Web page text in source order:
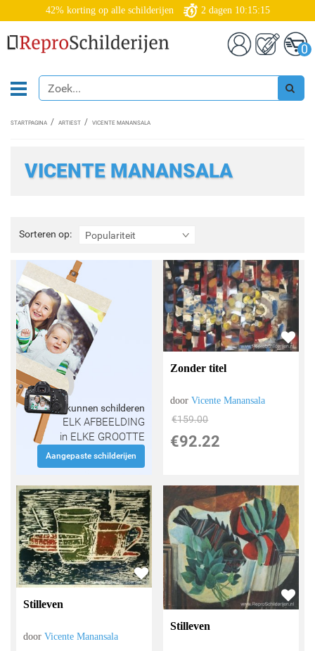
42% korting op alle schilderijen 2 dagen 10:15:14
0
STARTPAGINA ARTIEST VICENTE MANANSALA
VICENTE MANANSALA
Sorteren op: Populariteit
Sorteren
op:
Wij kunnen schilderen
ELK AFBEELDING
in ELKE GROOTTE
Aangepaste schilderijen
Zonder titel
doorVicente Manansala
€159.00
€92.22
Stilleven
doorVicente Manansala
Stilleven